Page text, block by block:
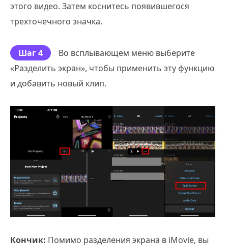
этого видео. Затем коснитесь появившегося
трехточечного значка.
Шаг 4
Во всплывающем меню выберите
«Разделить экран», чтобы применить эту функцию
и добавить новый клип.
Кончик: Помимо разделения экрана в iMovie, вы